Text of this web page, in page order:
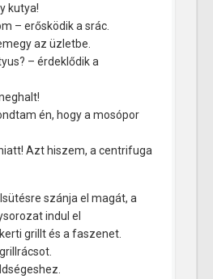
kutya!
– erősködik a srác.
az üzletbe.
– érdeklődik a
én, hogy a mosópor
Azt hiszem, a centrifuga
szánja el magát, a
indul el
grillt és a faszenet.